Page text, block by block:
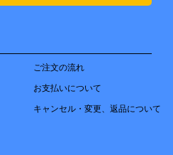
ご注文の流れ
お支払いについて
キャンセル・変更、返品について